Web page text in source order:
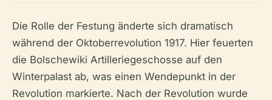
Die Rolle der Festung änderte sich dramatisch
während der Oktoberrevolution 1917. Hier feuerten
die Bolschewiki Artilleriegeschosse auf den
Winterpalast ab, was einen Wendepunkt in der
Revolution markierte. Nach der Revolution wurde